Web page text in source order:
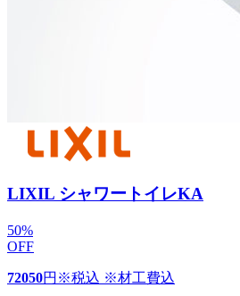
LIXIL シャワートイレKA
50%
OFF
72050円 ※税込 ※材工費込